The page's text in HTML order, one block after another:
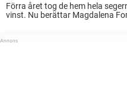
Förra året tog de hem hela
vinst. Nu berättar Magdalena